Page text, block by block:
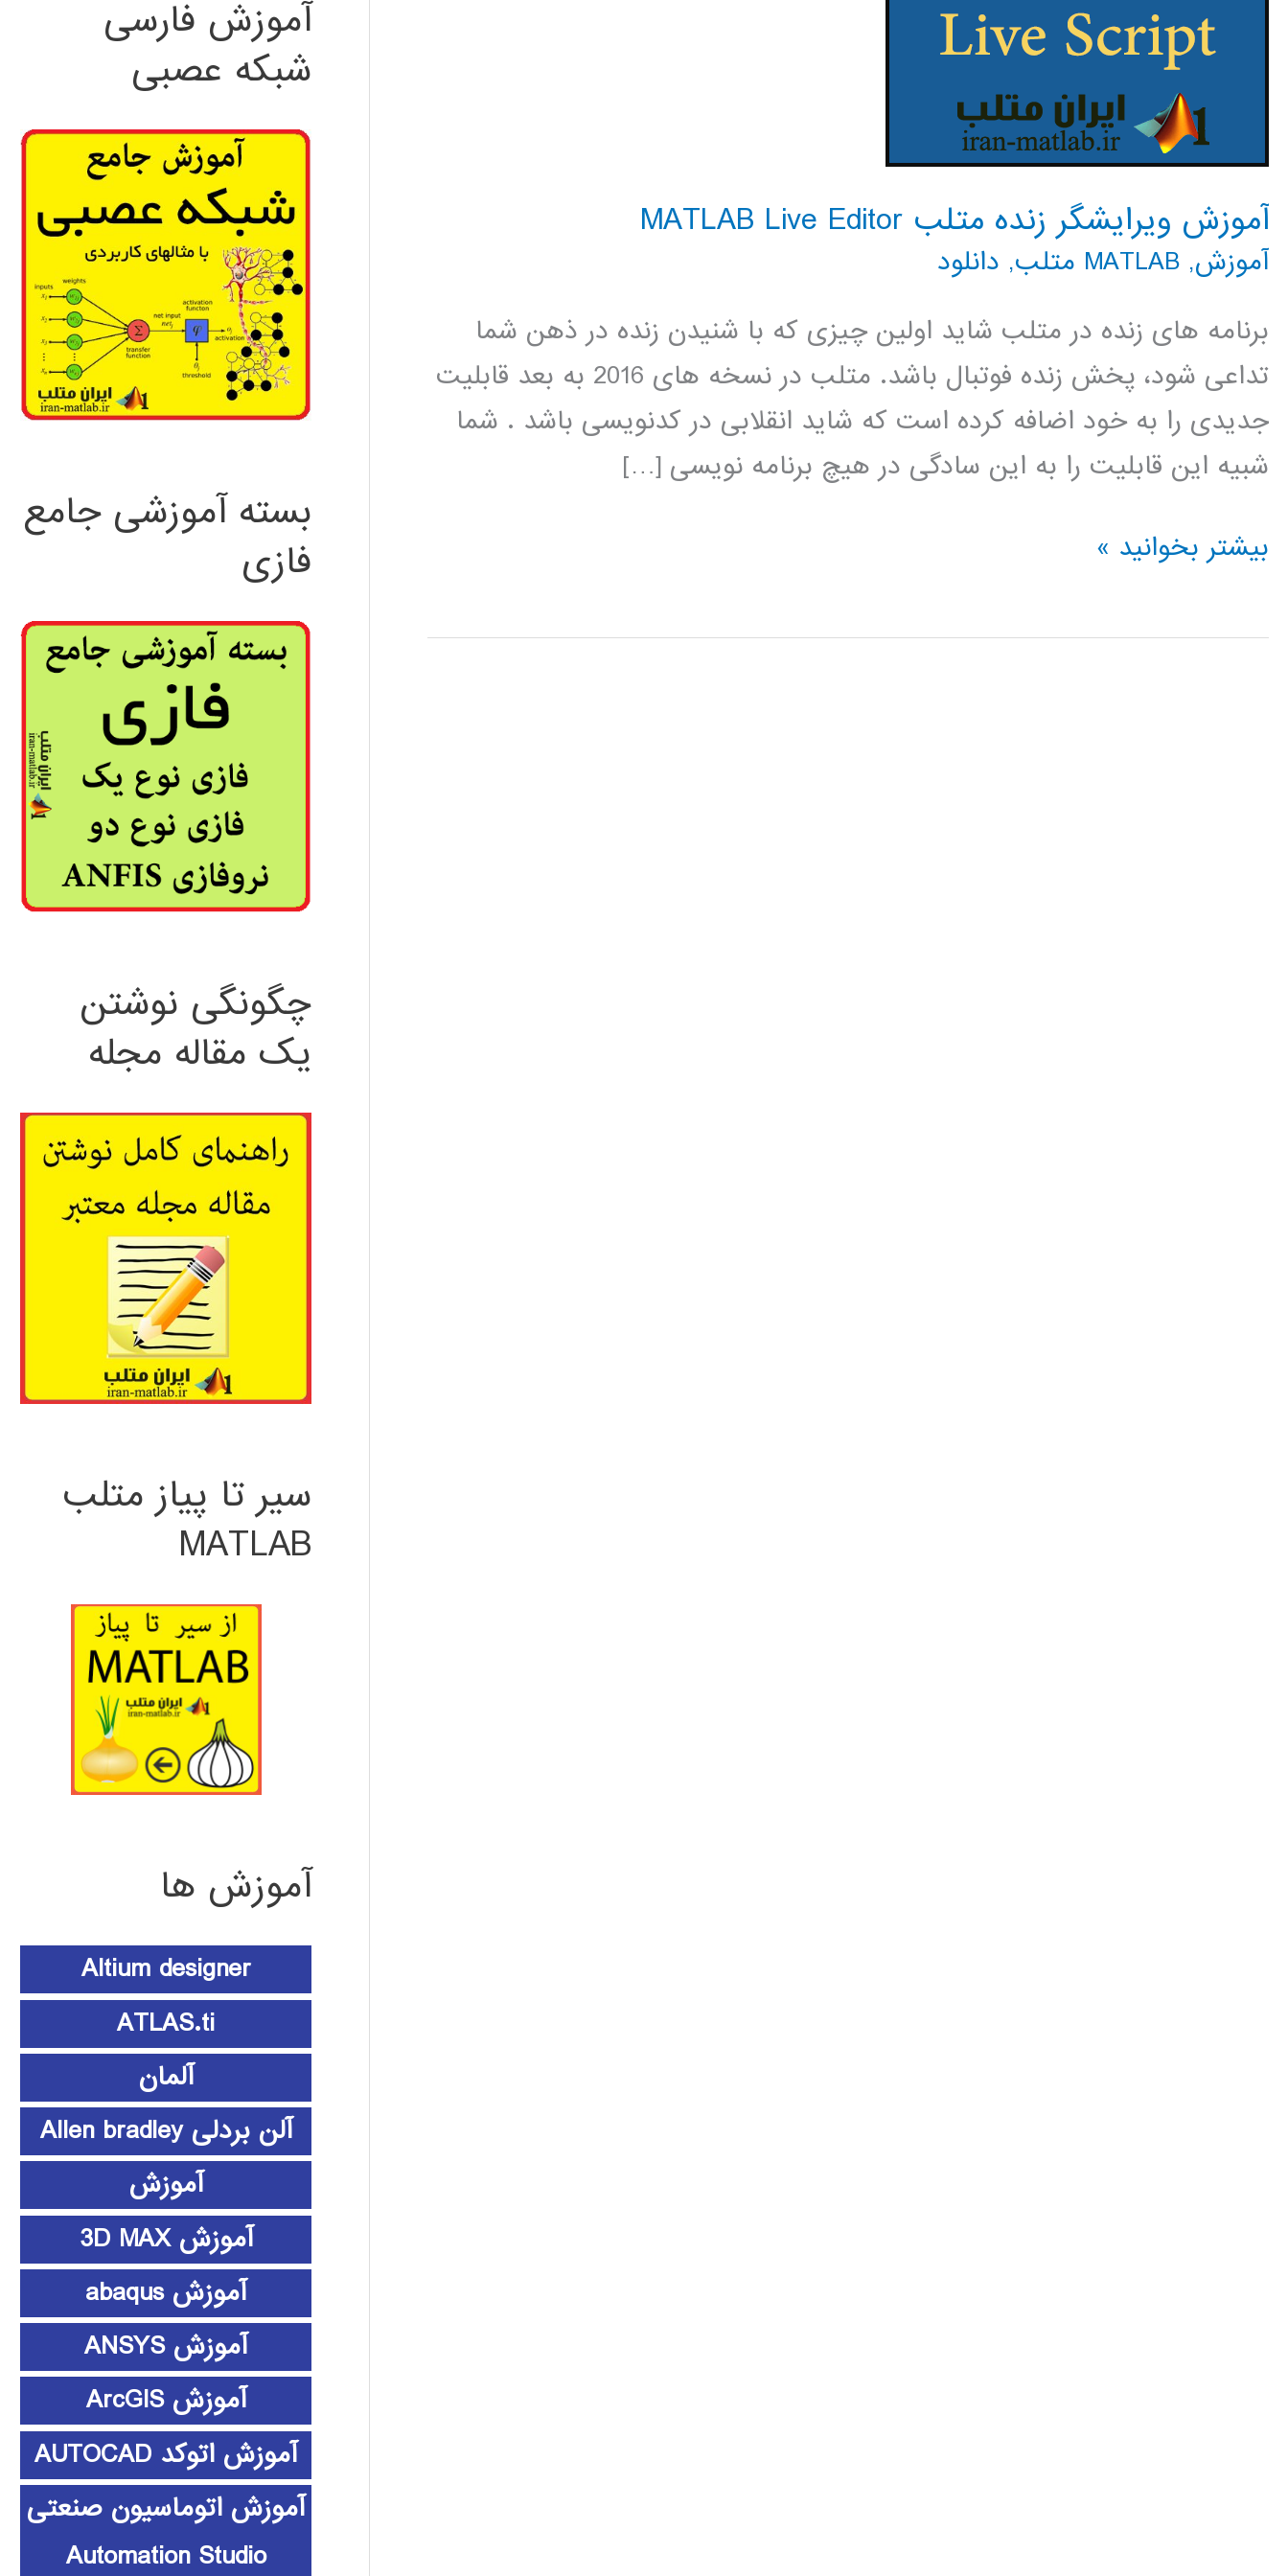
آموزش ویرایشگر زنده متلب MATLAB Live Editor
آموزش, MATLAB متلب , دانلود
برنامه های زنده در متلب شاید اولین چیزی که با شنیدن زنده در ذهن شما
تداعی شود، پخش زنده فوتبال باشد. متلب در نسخه های 2016 به بعد قابلیت
جدیدی را به خود اضافه کرده است که شاید انقلابی در کدنویسی باشد . شما
شبیه این قابلیت را به این سادگی در هیچ برنامه نویسی […]
آموزش
زنده
بیشتر بخوانید »
آموزش فارسی
شبکه عصبی
بسته آموزشی جامع
فازی
چگونگی نوشتن
یک مقاله مجله
سیر تا پیاز متلب
MATLAB
آموزش ها
Altium designer
ATLAS.ti
آلمان
آلن بردلی Allen bradley
آموزش
آموزش 3D MAX
آموزش abaqus
آموزش ANSYS
آموزش ArcGIS
آموزش اتوکد AUTOCAD
آموزش اتوماسیون صنعتی
Automation Studio